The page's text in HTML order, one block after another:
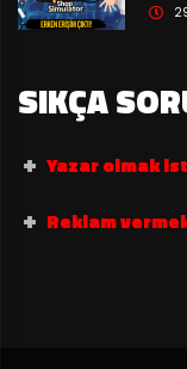
SIKÇA
Yazar olmak
Reklam